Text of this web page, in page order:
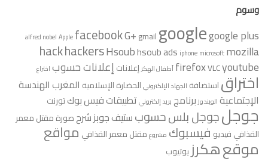
وسوم
alfred nobel ApplefacebookG+gmailgooglegoogle plus
hackhackersHsoubhsoub adsiphone microsoft mozilla
firefoxVLCyoutube أطفال الهكرإعلاناتإعلانات حسوباختراع اختراقاستضافة الجهاد الإلكتروني الحضارة الإسلاميةالمغربالهندسة
الإجتماعيةالويندوزبرنامجبريد إلكتروني تطبيقات فيس بوكتورنت جوجل جوجل بلسحسوبستيف جوبزشرحصورة مقتل معمر
القذافيفيديوفيسبوك مشروعمقتل معمر القذافيمواقع
موقعهكرزيوتيوب